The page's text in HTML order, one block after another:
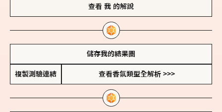
查看 我 的解說
儲存我的結果圖
複製測驗連結 查看香氛類型全解析 >>>